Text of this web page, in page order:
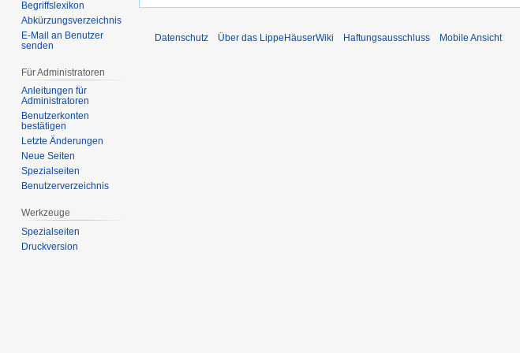
Begriffslexikon
Abkürzungsverzeichnis
E-Mail an Benutzer
senden
Für Administratoren
Anleitungen für
Administratoren
Benutzerkonten
bestätigen
Letzte Änderungen
Neue Seiten
Spezialseiten
Benutzerverzeichnis
Werkzeuge
Spezialseiten
Druckversion
Datenschutz Über das LippeHäuserWiki Haftungsausschluss Mobile Ansicht